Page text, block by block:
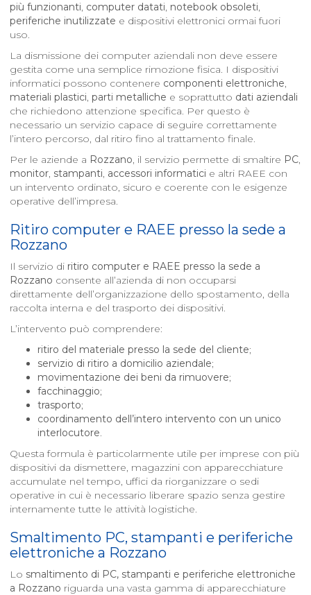
più funzionanti, computer datati, notebook obsoleti,
periferiche inutilizzate e dispositivi elettronici ormai fuori
uso.
La dismissione dei computer aziendali non deve essere
gestita come una semplice rimozione fisica. I dispositivi
informatici possono contenere componenti elettroniche,
materiali plastici, parti metalliche e soprattutto dati aziendali
che richiedono attenzione specifica. Per questo è
necessario un servizio capace di seguire correttamente
l’intero percorso, dal ritiro fino al trattamento finale.
Per le aziende a Rozzano, il servizio permette di smaltire PC,
monitor, stampanti, accessori informatici e altri RAEE con
un intervento ordinato, sicuro e coerente con le esigenze
operative dell’impresa.
Ritiro computer e RAEE presso la sede a
Rozzano
Il servizio di ritiro computer e RAEE presso la sede a
Rozzano consente all’azienda di non occuparsi
direttamente dell’organizzazione dello spostamento, della
raccolta interna e del trasporto dei dispositivi.
L’intervento può comprendere:
ritiro del materiale presso la sede del cliente;
servizio di ritiro a domicilio aziendale;
movimentazione dei beni da rimuovere;
facchinaggio;
trasporto;
coordinamento dell’intero intervento con un unico
interlocutore.
Questa formula è particolarmente utile per imprese con più
dispositivi da dismettere, magazzini con apparecchiature
accumulate nel tempo, uffici da riorganizzare o sedi
operative in cui è necessario liberare spazio senza gestire
internamente tutte le attività logistiche.
Smaltimento PC, stampanti e periferiche
elettroniche a Rozzano
Lo smaltimento di PC, stampanti e periferiche elettroniche
a Rozzano riguarda una vasta gamma di apparecchiature